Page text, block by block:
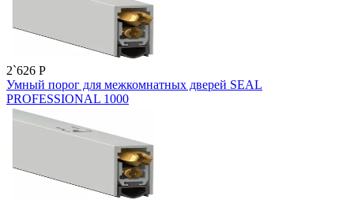
2`626 P
Умный порог для межкомнатных дверей SEAL
PROFESSIONAL 1000